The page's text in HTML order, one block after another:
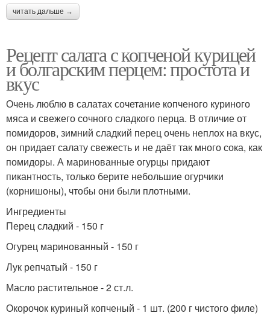
читать дальше →
Рецепт салата с копченой курицей
и болгарским перцем: простота и
вкус
Очень люблю в салатах сочетание копченого куриного
мяса и свежего сочного сладкого перца. В отличие от
помидоров, зимний сладкий перец очень неплох на вкус,
он придает салату свежесть и не даёт так много сока, как
помидоры. А маринованные огурцы придают
пикантность, только берите небольшие огурчики
(корнишоны), чтобы они были плотными.
Ингредиенты
Перец сладкий - 150 г
Огурец маринованный - 150 г
Лук репчатый - 150 г
Масло растительное - 2 ст.л.
Окорочок куриный копченый - 1 шт. (200 г чистого филе)